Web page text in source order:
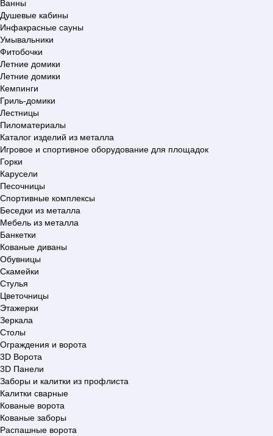
Ванны
Душевые кабины
Инфакрасные сауны
Умывальники
Фитобочки
Летние домики
Летние домики
Кемпинги
Гриль-домики
Лестницы
Пиломатериалы
Каталог изделий из металла
Игровое и спортивное оборудование для площадок
Горки
Карусели
Песочницы
Спортивные комплексы
Беседки из металла
Мебель из металла
Банкетки
Кованые диваны
Обувницы
Скамейки
Стулья
Цветочницы
Этажерки
Зеркала
Столы
Ограждения и ворота
3D Ворота
3D Панели
Заборы и калитки из профлиста
Калитки сварные
Кованые ворота
Кованые заборы
Распашные ворота